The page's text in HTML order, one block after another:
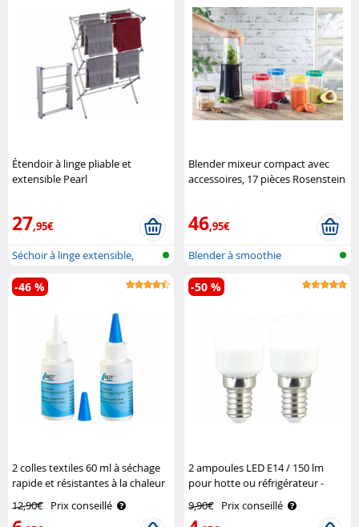
Étendoir à linge pliable et
extensible Pearl
27,95€
Séchoir à linge extensible,
pliable..
Blender mixeur compact avec
accessoires, 17 pièces Rosenstein
46,95€
Blender à smoothie
2 colles textiles 60 ml à séchage
rapide et résistantes à la chaleur
12,90€ Prix conseillé
-46 %
2 ampoules LED E14 / 150 lm
pour hotte ou réfrigérateur -
blanc du jour Luminea
9,90€ Prix conseillé
-50 %